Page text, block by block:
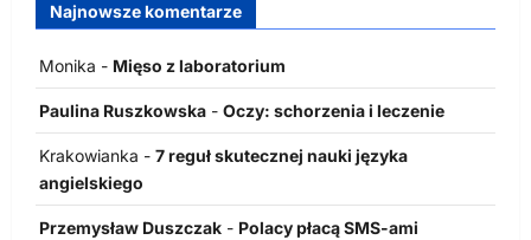
Najnowsze komentarze
Monika - Mięso z laboratorium
Paulina Ruszkowska - Oczy: schorzenia i leczenie
Krakowianka - 7 reguł skutecznej nauki języka
angielskiego
Przemysław Duszczak - Polacy płacą SMS-ami